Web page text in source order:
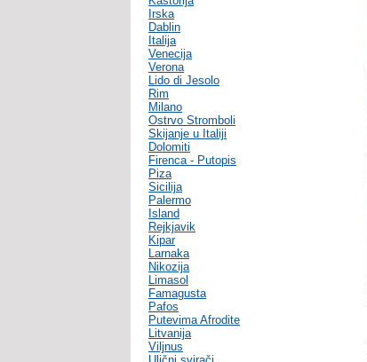
Irska
Dablin
Italija
Venecija
Verona
Lido di Jesolo
Rim
Milano
Ostrvo Stromboli
Skijanje u Italiji
Dolomiti
Firenca - Putopis
Piza
Sicilija
Palermo
Island
Rejkjavik
Kipar
Larnaka
Nikozija
Limasol
Famagusta
Pafos
Putevima Afrodite
Litvanija
Viljnus